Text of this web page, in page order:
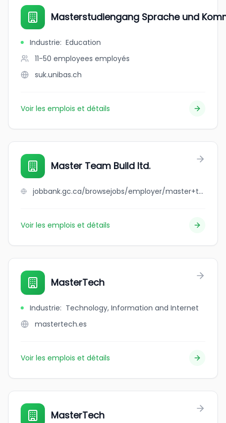
Masterstudiengang Sprache und
Industrie: Education
11-50 employees employés
suk.unibas.ch
Voir les emplois et détails
Master Team Build ltd.
jobbank.gc.ca/browsejobs/employer/master+team+build+ltd./ca
Voir les emplois et détails
MasterTech
Industrie: Technology, Information and Internet
mastertech.es
Voir les emplois et détails
MasterTech